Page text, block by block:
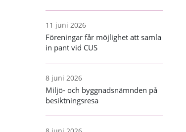
11 juni 2026
Föreningar får möjlighet att samla
in pant vid CUS
8 juni 2026
Miljö- och byggnadsnämnden på
besiktningsresa